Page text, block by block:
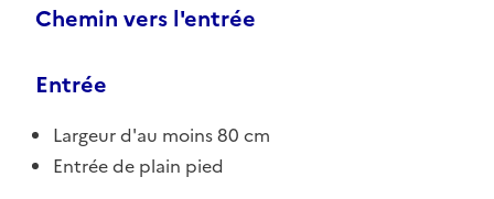
Chemin vers l'entrée
Entrée
Largeur d'au moins 80 cm
Entrée de plain pied